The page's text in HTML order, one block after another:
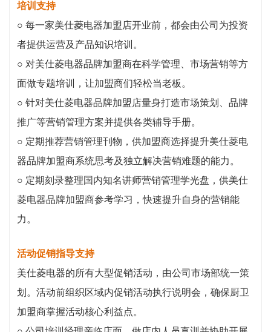
培训支持
○ 每一家美仕菱电器加盟店开业前，都会由公司为投资
者提供运营及产品知识培训。
○ 对美仕菱电器品牌加盟商在科学管理、市场营销等方
面做专题培训，让加盟商们轻松当老板。
○ 针对美仕菱电器品牌加盟店量身打造市场策划、品牌
推广等营销管理方案并提供各类辅导手册。
○ 定期推荐营销管理刊物，供加盟商选择提升美仕菱电
器品牌加盟商系统思考及独立解决营销难题的能力。
○ 定期刻录整理国内知名讲师营销管理学光盘，供美仕
菱电器品牌加盟商参考学习，快速提升自身的营销能
力。
活动促销指导支持
美仕菱电器的所有大型促销活动，由公司市场部统一策
划。活动前组织区域内促销活动执行说明会，确保厨卫
加盟商掌握活动核心利益点。